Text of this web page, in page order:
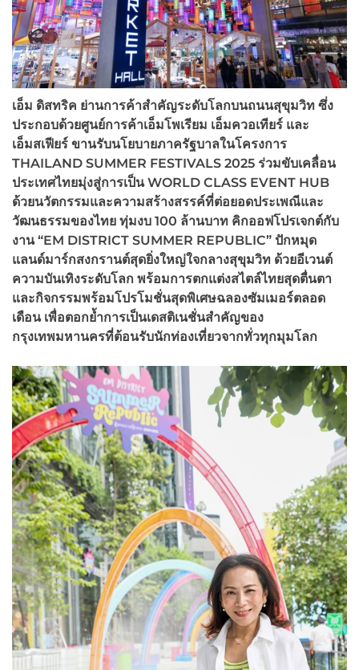
เอ็ม ดิสทริค ย่านการค้าสำคัญระดับโลกบนถนนสุขุมวิท ซึ่ง
ประกอบด้วยศูนย์การค้าเอ็มโพเรียม เอ็มควอเทียร์ และ
เอ็มสเฟียร์ ขานรับนโยบายภาครัฐบาลในโครงการ
THAILAND SUMMER FESTIVALS 2025 ร่วมขับเคลื่อน
ประเทศไทยมุ่งสู่การเป็น WORLD CLASS EVENT HUB
ด้วยนวัตกรรมและความสร้างสรรค์ที่ต่อยอดประเพณีและ
วัฒนธรรมของไทย ทุ่มงบ 100 ล้านบาท คิกออฟโปรเจกต์กับ
งาน “EM DISTRICT SUMMER REPUBLIC” ปักหมุด
แลนด์มาร์กสงกรานต์สุดยิ่งใหญ่ใจกลางสุขุมวิท ด้วยอีเวนต์
ความบันเทิงระดับโลก พร้อมการตกแต่งสไตล์ไทยสุดตื่นตา
และกิจกรรมพร้อมโปรโมชั่นสุดพิเศษฉลองซัมเมอร์ตลอด
เดือน เพื่อตอกย้ำการเป็นเดสติเนชั่นสำคัญของ
กรุงเทพมหานครที่ต้อนรับนักท่องเที่ยวจากทั่วทุกมุมโลก